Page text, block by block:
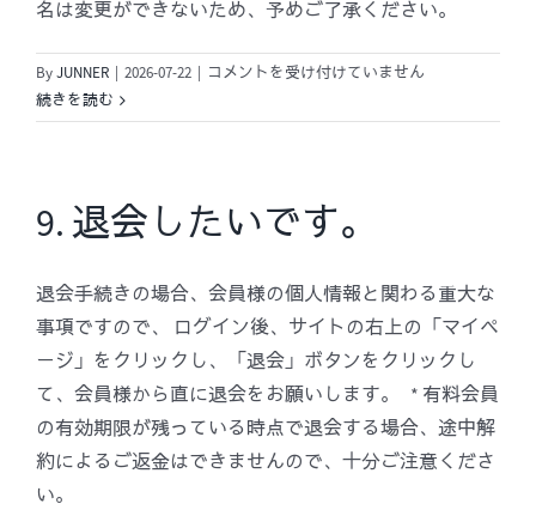
名は変更ができないため、予めご了承ください。
ByJUNNER 2026-07-22
8.
録
の
確
変
更
希
望
し
ま
コメントを受け付けていません
続きを読む
9. 退会したいです。
退会手続きの場合、会員様の個人情報と関わる重大な
事項ですので、 ログイン後、サイトの右上の「マイペ
ージ」をクリックし、「退会」ボタンをクリックし
て、会員様から直に退会をお願いします。 * 有料会員
の有効期限が残っている時点で退会する場合、途中解
約によるご返金はできませんので、十分ご注意くださ
い。